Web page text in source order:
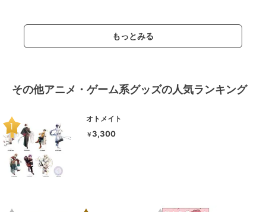
もっとみる
その他アニメ・ゲーム系グッズの人気ランキング
オトメイト
￥3,300